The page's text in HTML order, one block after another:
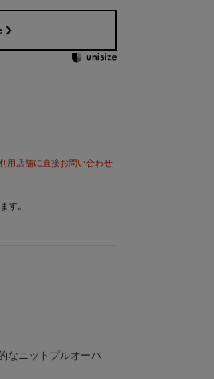
用店舗に直接お問い合わせ
す。
なニットプルオーバ